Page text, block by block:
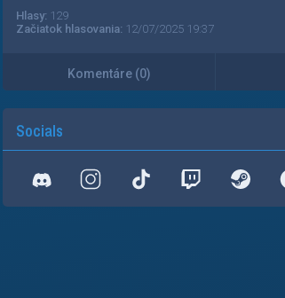
Hlasy: 129
Začiatok hlasovania: 12/07/2025 19:37
Komentáre (0)
Socials